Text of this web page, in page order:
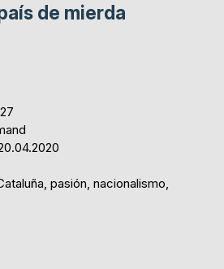
de mierda
pasión, nacionalismo,